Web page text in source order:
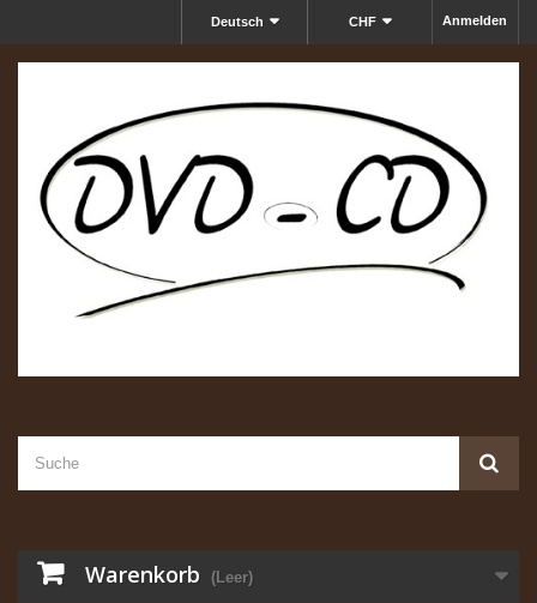
Anmelden
CHF
Deutsch
Warenkorb (Leer)